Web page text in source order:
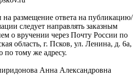
размещение ответа на публикацию/
следует направлять заказным
о вручении через Почту России по
область, г. Псков, ул. Ленина, д. 6а,
по тому же адресу.
Анна Александровна